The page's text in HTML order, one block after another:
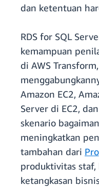
dan ketentuan
RDS for SQL
kemampuan
di AWS
Amazon EC2,
Server di EC2,
skenario
meningkatkan
tambahan dari
produktivitas staf,
ketangkasan